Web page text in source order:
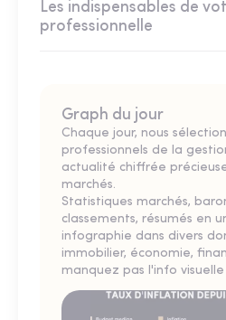
Les indispensables de
professionnelle
Graph du jour
Chaque jour, nous
professionnels de la
actualité chiffrée
marchés.
Statistiques marchés,
classements, résumés en
infographie dans divers
immobilier, économie,
manquez pas l'info